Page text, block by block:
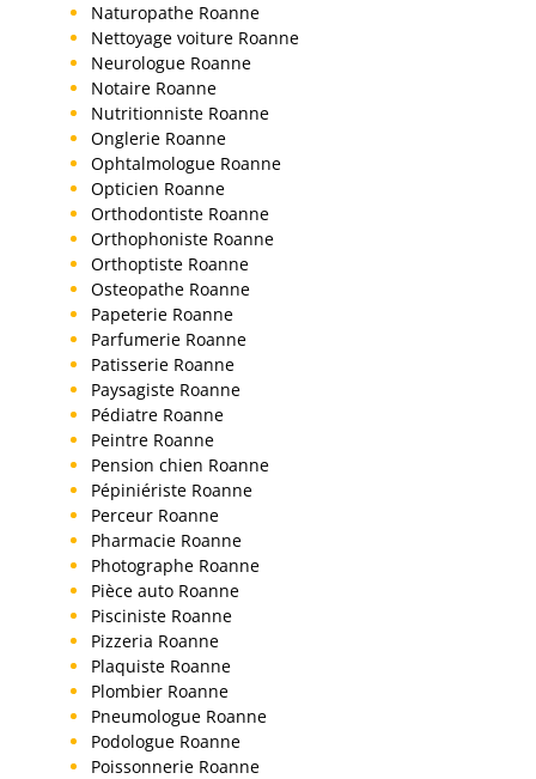
Naturopathe Roanne
Nettoyage voiture Roanne
Neurologue Roanne
Notaire Roanne
Nutritionniste Roanne
Onglerie Roanne
Ophtalmologue Roanne
Opticien Roanne
Orthodontiste Roanne
Orthophoniste Roanne
Orthoptiste Roanne
Osteopathe Roanne
Papeterie Roanne
Parfumerie Roanne
Patisserie Roanne
Paysagiste Roanne
Pédiatre Roanne
Peintre Roanne
Pension chien Roanne
Pépiniériste Roanne
Perceur Roanne
Pharmacie Roanne
Photographe Roanne
Pièce auto Roanne
Pisciniste Roanne
Pizzeria Roanne
Plaquiste Roanne
Plombier Roanne
Pneumologue Roanne
Podologue Roanne
Poissonnerie Roanne